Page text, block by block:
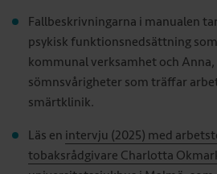
Fallbeskrivningarna i manualen
psykisk funktionsnedsättning
kommunal verksamhet och Anna,
sömnsvårigheter som träffar
smärtklinik.
Läs en intervju (2025) med
tobaksrådgivare Charlotta